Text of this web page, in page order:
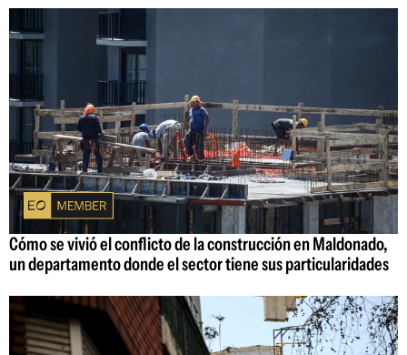
Cómo se vivió el conflicto de la construcción en Maldonado,
un departamento donde el sector tiene sus particularidades